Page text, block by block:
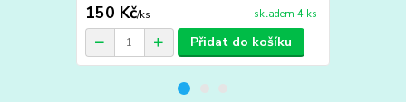
150 Kč/ks skladem 4 ks
Přidat do košíku